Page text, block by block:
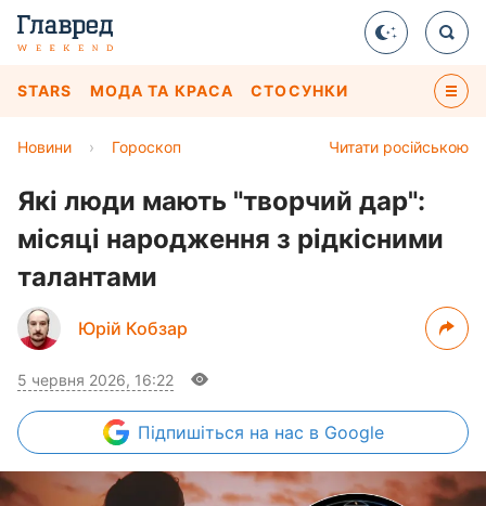
STARS МОДА ТА КРАСА СТОСУНКИ
Читати російською
Новини › Гороскоп
Які люди мають "творчий дар":
місяці народження з рідкісними
талантами
Юрій Кобзар
5 червня 2026, 16:22
Підпишіться на нас в Google